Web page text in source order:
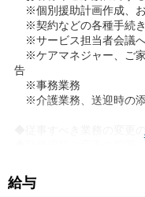
※個別援助計画作成、
※契約などの各種手続き
※サービス担当者会議
※ケアマネジャー、ご
告
※事務業務
※介護業務、送迎時の
◆従事すべき業務の変更
◆勤務場所の変更の範囲
数の上限)就業規則に定め
合。更新上限なし。
給与